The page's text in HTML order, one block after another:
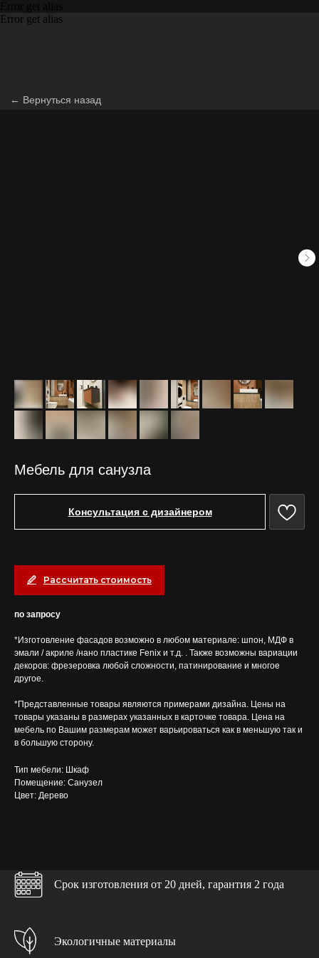
Error get alias
Мебель для санузла
Консультация с дизайнером
Рассчитать стоимость
по запросу
*Изготовление фасадов возможно в любом материале: шпон, МДФ в
эмали / акриле /нано пластике Fenix и т.д. . Также возможны вариации
декоров: фрезеровка любой сложности, патинирование и многое
другое.
*Представленные товары являются примерами дизайна. Цены на
товары указаны в размерах указанных в карточке товара. Цена на
мебель по Вашим размерам может варьироваться как в меньшую так и
в большую сторону.
Тип мебели: Шкаф
Помещение: Санузел
Цвет: Дерево
Срок изготовления от 20 дней, гарантия 2 года
Экологичные материалы
Бесплатно в каждом проекте